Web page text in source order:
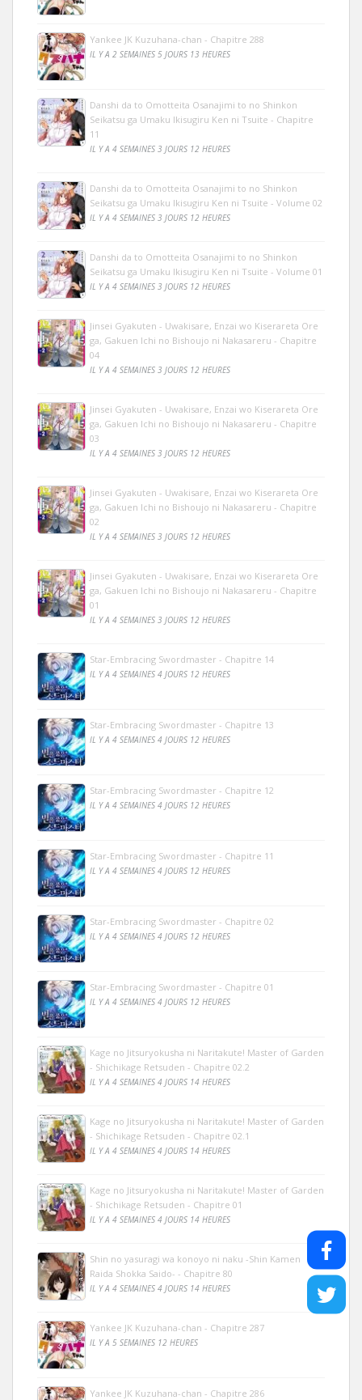
Yankee JK Kuzuhana-chan - Chapitre 288
IL Y A 2 SEMAINES 5 JOURS 13 HEURES
Danshi da to Omotteita Osanajimi to no Shinkon
Seikatsu ga Umaku Ikisugiru Ken ni Tsuite - Chapitre
11
IL Y A 4 SEMAINES 3 JOURS 12 HEURES
Danshi da to Omotteita Osanajimi to no Shinkon
Seikatsu ga Umaku Ikisugiru Ken ni Tsuite - Volume 02
IL Y A 4 SEMAINES 3 JOURS 12 HEURES
Danshi da to Omotteita Osanajimi to no Shinkon
Seikatsu ga Umaku Ikisugiru Ken ni Tsuite - Volume 01
IL Y A 4 SEMAINES 3 JOURS 12 HEURES
Jinsei Gyakuten - Uwakisare, Enzai wo Kiserareta Ore
ga, Gakuen Ichi no Bishoujo ni Nakasareru - Chapitre
04
IL Y A 4 SEMAINES 3 JOURS 12 HEURES
Jinsei Gyakuten - Uwakisare, Enzai wo Kiserareta Ore
ga, Gakuen Ichi no Bishoujo ni Nakasareru - Chapitre
03
IL Y A 4 SEMAINES 3 JOURS 12 HEURES
Jinsei Gyakuten - Uwakisare, Enzai wo Kiserareta Ore
ga, Gakuen Ichi no Bishoujo ni Nakasareru - Chapitre
02
IL Y A 4 SEMAINES 3 JOURS 12 HEURES
Jinsei Gyakuten - Uwakisare, Enzai wo Kiserareta Ore
ga, Gakuen Ichi no Bishoujo ni Nakasareru - Chapitre
01
IL Y A 4 SEMAINES 3 JOURS 12 HEURES
Star-Embracing Swordmaster - Chapitre 14
IL Y A 4 SEMAINES 4 JOURS 12 HEURES
Star-Embracing Swordmaster - Chapitre 13
IL Y A 4 SEMAINES 4 JOURS 12 HEURES
Star-Embracing Swordmaster - Chapitre 12
IL Y A 4 SEMAINES 4 JOURS 12 HEURES
Star-Embracing Swordmaster - Chapitre 11
IL Y A 4 SEMAINES 4 JOURS 12 HEURES
Star-Embracing Swordmaster - Chapitre 02
IL Y A 4 SEMAINES 4 JOURS 12 HEURES
Star-Embracing Swordmaster - Chapitre 01
IL Y A 4 SEMAINES 4 JOURS 12 HEURES
Kage no Jitsuryokusha ni Naritakute! Master of Garden
- Shichikage Retsuden - Chapitre 02.2
IL Y A 4 SEMAINES 4 JOURS 14 HEURES
Kage no Jitsuryokusha ni Naritakute! Master of Garden
- Shichikage Retsuden - Chapitre 02.1
IL Y A 4 SEMAINES 4 JOURS 14 HEURES
Kage no Jitsuryokusha ni Naritakute! Master of Garden
- Shichikage Retsuden - Chapitre 01
IL Y A 4 SEMAINES 4 JOURS 14 HEURES
Shin no yasuragi wa konoyo ni naku -Shin Kamen
Raida Shokka Saido- - Chapitre 80
IL Y A 4 SEMAINES 4 JOURS 14 HEURES
Yankee JK Kuzuhana-chan - Chapitre 287
IL Y A 5 SEMAINES 12 HEURES
Yankee JK Kuzuhana-chan - Chapitre 286